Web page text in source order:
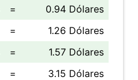
=
0.94 Dólares
=
1.26 Dólares
=
1.57 Dólares
=
3.15 Dólares